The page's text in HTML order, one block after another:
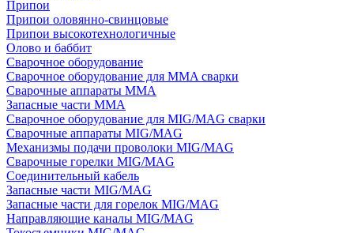
Припои
Припои оловянно-свинцовые
Припои высокотехнологичные
Олово и баббит
Сварочное оборудование
Сварочное оборудование для MMA сварки
Сварочные аппараты MMA
Запасные части MMA
Сварочное оборудование для MIG/MAG сварки
Сварочные аппараты MIG/MAG
Механизмы подачи проволоки MIG/MAG
Сварочные горелки MIG/MAG
Соединительный кабель
Запасные части MIG/MAG
Запасные части для горелок MIG/MAG
Направляющие каналы MIG/MAG